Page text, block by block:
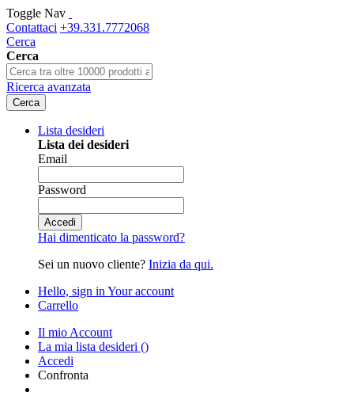
Toggle Nav
Contattaci +39.331.7772068
Cerca
Cerca
Ricerca avanzata
Cerca
Lista desideri
Lista dei desideri
Email
Password
Accedi
Hai dimenticato la password?
Sei un nuovo cliente? Inizia da qui.
Hello, sign in Your account
Carrello
Il mio Account
La mia lista desideri ()
Accedi
Confronta